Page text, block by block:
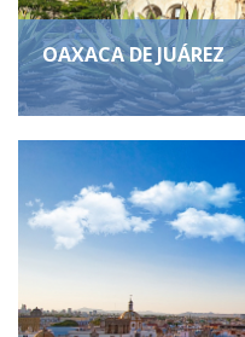
OAXACA DE JUÁREZ